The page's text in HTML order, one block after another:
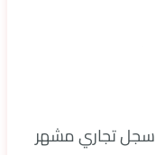
تجاري مشهر